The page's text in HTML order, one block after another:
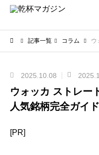
記事一覧 コラム ウ
2025.10.08
ウォッカ ストレー
人気銘柄完全ガイド
[PR]